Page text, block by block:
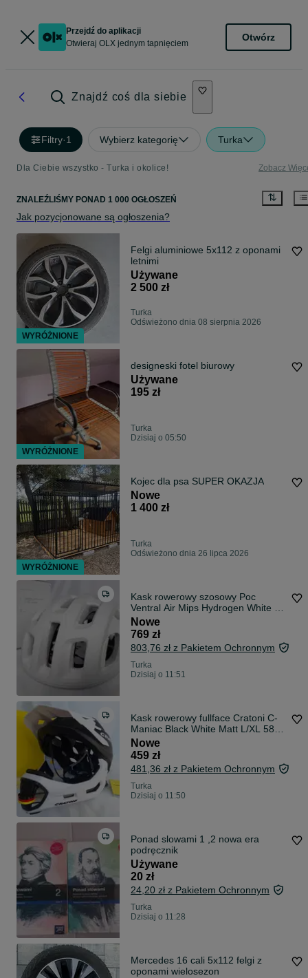
Przejdź do aplikacji
Otwieraj OLX jednym tapnięciem
Otwórz
Znajdź coś dla siebie
Filtry·1 Wybierz kategorię Turka
Dla Ciebie wszystko - Turka i okolice! Zobacz
ZNALEŹLIŚMY PONAD 1 000 OGŁOSZEŃ
Jak pozycjonowane są ogłoszenia?
Felgi aluminiowe 5x112 z oponami
letnimi
Używane
2 500 zł
Turka
Odświeżono dnia 08 sierpnia 2026
designeski fotel biurowy
Używane
195 zł
Turka
Dzisiaj o 05:50
Kojec dla psa SUPER OKAZJA
Nowe
1 400 zł
Turka
Odświeżono dnia 26 lipca 2026
Kask rowerowy szosowy Poc
Ventral Air Mips Hydrogen White L
56-61cm
Nowe
769 zł
803,76 zł z Pakietem Ochronnym
Turka
Dzisiaj o 11:51
Kask rowerowy fullface Cratoni C-
Maniac Black White Matt L/XL 58-
61cm
Nowe
459 zł
481,36 zł z Pakietem Ochronnym
Turka
Dzisiaj o 11:50
Ponad slowami 1 ,2 nowa era
podręcznik
Używane
20 zł
24,20 zł z Pakietem Ochronnym
Turka
Dzisiaj o 11:28
Mercedes 16 cali 5x112 felgi z
oponami wielosezon
WYRÓŻNIONE
WYRÓŻNIONE
WYRÓŻNIONE